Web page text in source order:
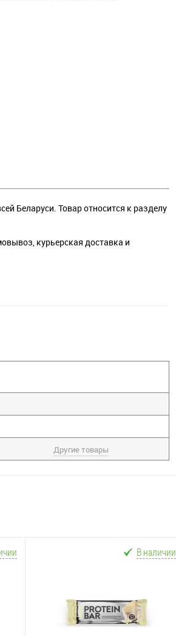
Беларуси. Товар относится к разделу
курьерская доставка и
Другие товары
В наличии